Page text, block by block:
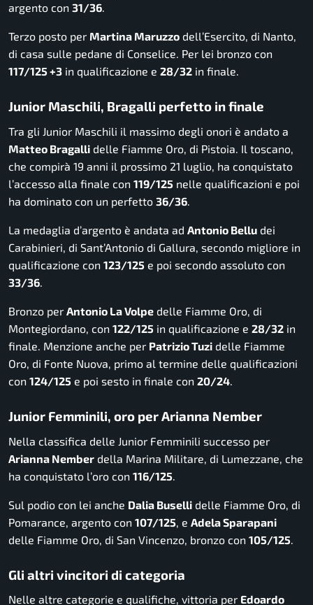
argento con 31/36.
Terzo posto per Martina Maruzzo dell’Esercito, di Nanto,
di casa sulle pedane di Conselice. Per lei bronzo con
117/125 +3 in qualificazione e 28/32 in finale.
Junior Maschili, Bragalli perfetto in finale
Tra gli Junior Maschili il massimo degli onori è andato a
Matteo Bragalli delle Fiamme Oro, di Pistoia. Il toscano,
che compirà 19 anni il prossimo 21 luglio, ha conquistato
l’accesso alla finale con 119/125 nelle qualificazioni e poi
ha dominato con un perfetto 36/36.
La medaglia d’argento è andata ad Antonio Bellu dei
Carabinieri, di Sant’Antonio di Gallura, secondo migliore in
qualificazione con 123/125 e poi secondo assoluto con
33/36.
Bronzo per Antonio La Volpe delle Fiamme Oro, di
Montegiordano, con 122/125 in qualificazione e 28/32 in
finale. Menzione anche per Patrizio Tuzi delle Fiamme
Oro, di Fonte Nuova, primo al termine delle qualificazioni
con 124/125 e poi sesto in finale con 20/24.
Junior Femminili, oro per Arianna Nember
Nella classifica delle Junior Femminili successo per
Arianna Nember della Marina Militare, di Lumezzane, che
ha conquistato l’oro con 116/125
Sul podio con lei anche Dalia Buselli delle Fiamme Oro, di
Pomarance, argento con 107/125 , e Adela Sparapani
delle Fiamme Oro, di San Vincenzo, bronzo con 105/125
Gli altri vincitori di categoria
Nelle altre categorie e qualifiche, vittoria per Edoardo